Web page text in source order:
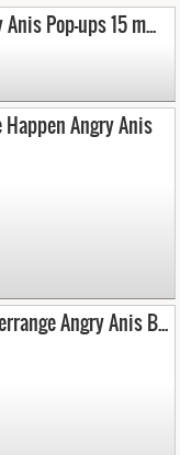
MESSEPREIS: Angry Anis Pop-ups 15 mm 80 gr
Happen Angry Anis
MESSEPREIS: Reaperrange Angry Anis Boilies 2,5 kg 16 mm